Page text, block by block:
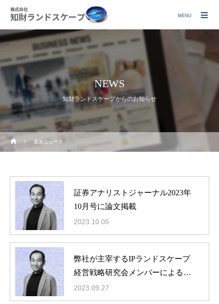
NEWS
知財ランドスケープからのお知らせ
最新ニュース
証券アナリストジャーナル2023年
10月号に論文掲載
2023.10.05
弊社が主宰するIPランドスケープ
経営戦略研究会メンバーによる実
践セミナー開催
2023.09.27
MENU